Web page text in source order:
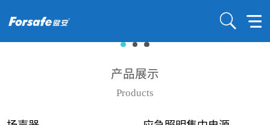
产品展示
Products